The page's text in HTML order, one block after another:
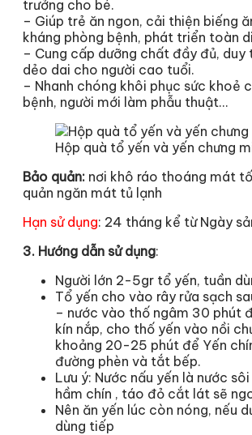
trưởng cho bé.
– Giúp trẻ ăn ngon, cải thiện biếng
kháng phòng bệnh, phát triển toàn
– Cung cấp dưỡng chất đầy đủ, duy
dẻo dai cho người cao tuổi.
– Nhanh chóng khôi phục sức khoẻ
bệnh, người mới làm phẫu thuật…
Hộp quà tổ yến và yến chưng
Bảo quản: nơi khô ráo thoáng mát
quản ngăn mát tủ lạnh
Hạn sử dụng: 24 tháng kể từ Ngày
3. Hướng dẫn sử dụng:
Người lớn 2-5gr tổ yến, tuần
Tổ yến cho vào rây rửa sạch
– nước vào thố ngâm 30 phút
kín nắp, cho thố yến vào nồi
khoảng 20-25 phút để Yến
đường phèn và tắt bếp.
Lưu ý: Nước nấu yến là nước
hầm chín , táo đỏ cắt lát sẽ
Nên ăn yến lúc còn nóng, nếu
dùng tiếp